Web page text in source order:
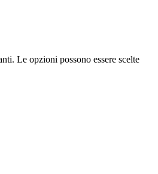
Le opzioni possono essere scelte